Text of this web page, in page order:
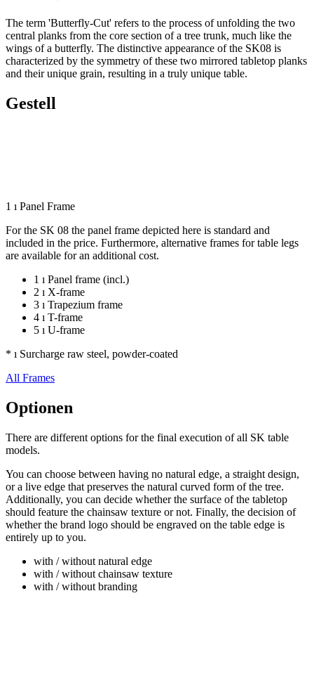
The term 'Butterfly-Cut' refers to the process of unfolding the two
central planks from the core section of a tree trunk, much like the
wings of a butterfly. The distinctive appearance of the SK08 is
characterized by the symmetry of these two mirrored tabletop planks
and their unique grain, resulting in a truly unique table.
Gestell
1 ı Panel Frame
For the SK 08 the panel frame depicted here is standard and
included in the price. Furthermore, alternative frames for table legs
are available for an additional cost.
1 ı Panel frame (incl.)
2 ı X-frame
3 ı Trapezium frame
4 ı T-frame
5 ı U-frame
* ı Surcharge raw steel, powder-coated
All Frames
Optionen
There are different options for the final execution of all SK table
models.
You can choose between having no natural edge, a straight design,
or a live edge that preserves the natural curved form of the tree.
Additionally, you can decide whether the surface of the tabletop
should feature the chainsaw texture or not. Finally, the decision of
whether the brand logo should be engraved on the table edge is
entirely up to you.
with / without natural edge
with / without chainsaw texture
with / without branding